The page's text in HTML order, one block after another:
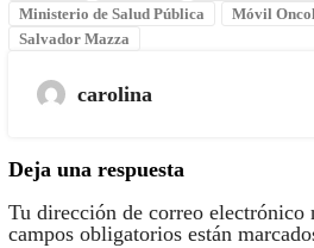
Ministerio de Salud Pública
Móvil
Salvador Mazza
carolina
Deja una respuesta
Tu dirección de correo electrónico
campos obligatorios están